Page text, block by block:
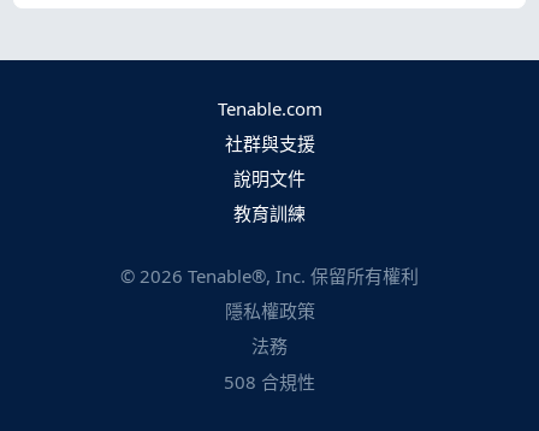
Tenable.com
社群與支援
說明文件
教育訓練
© 2026 Tenable®, Inc. 保留所有權利
隱私權政策
法務
508 合規性